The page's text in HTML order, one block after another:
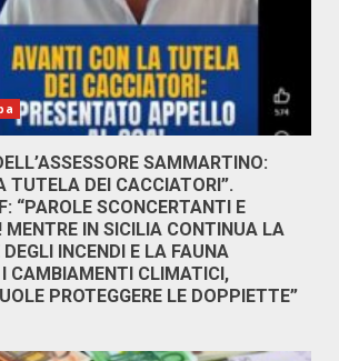
SAMMARTINO:
TUTELA DEI CACCIATORI”.
“PAROLE SCONCERTANTI E
MENTRE IN SICILIA CONTINUA LA
INCENDI E LA FAUNA
CAMBIAMENTI CLIMATICI,
PROTEGGERE LE DOPPIETTE”